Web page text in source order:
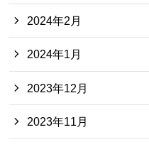
2024年2月
2024年1月
2023年12月
2023年11月